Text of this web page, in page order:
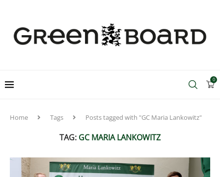
0
Home Tags Posts tagged with "GC Maria Lankowitz"
TAG: GC MARIA LANKOWITZ